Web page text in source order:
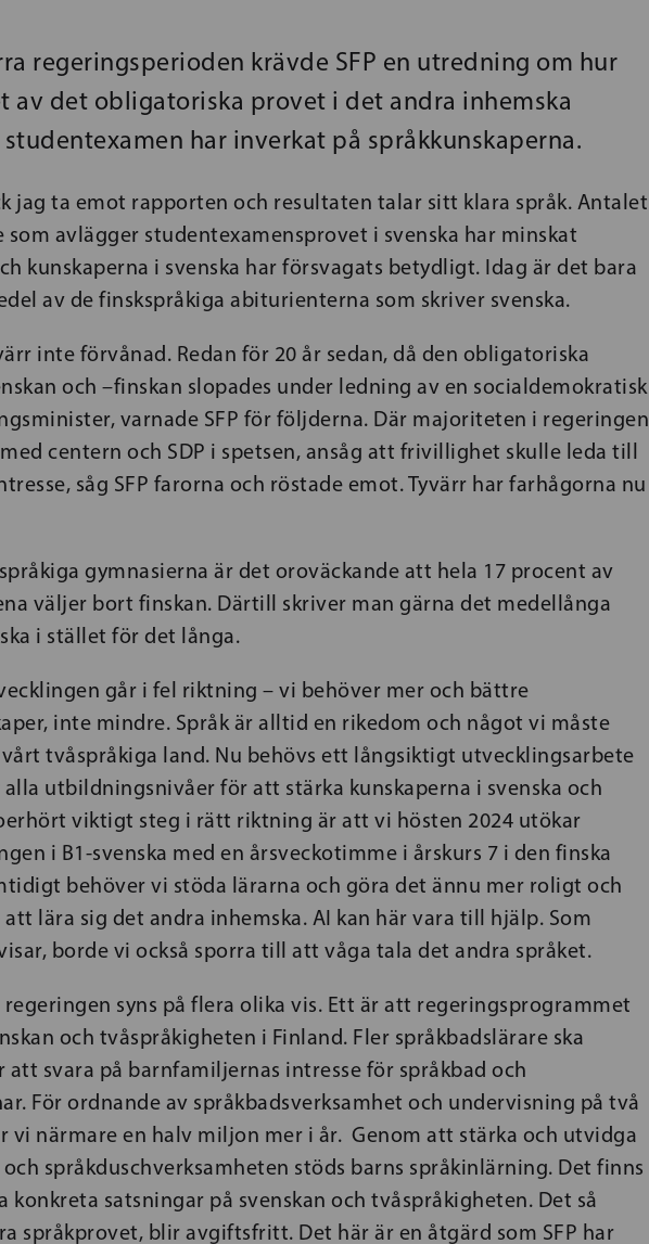
regeringsperioden krävde SFP en utredning om hur
av det obligatoriska provet i det andra inhemska
har inverkat på språkkunskaperna.
jag ta emot rapporten och resultaten talar sitt klara språk. Antalet
som avlägger studentexamensprovet i svenska har minskat
kunskaperna i svenska har försvagats betydligt. Idag är det bara
av de finskspråkiga abiturienterna som skriver svenska.
inte förvånad. Redan för 20 år sedan, då den obligatoriska
och –finskan slopades under ledning av en socialdemokratisk
varnade SFP för följderna. Där majoriteten i regeringen
centern och SDP i spetsen, ansåg att frivillighet skulle leda till
såg SFP farorna och röstade emot. Tyvärr har farhågorna nu
gymnasierna är det oroväckande att hela 17 procent av
väljer bort finskan. Därtill skriver man gärna det medellånga
i stället för det långa.
går i fel riktning – vi behöver mer och bättre
inte mindre. Språk är alltid en rikedom och något vi måste
tvåspråkiga land. Nu behövs ett långsiktigt utvecklingsarbete
alla utbildningsnivåer för att stärka kunskaperna i svenska och
viktigt steg i rätt riktning är att vi hösten 2024 utökar
i B1-svenska med en årsveckotimme i årskurs 7 i den finska
behöver vi stöda lärarna och göra det ännu mer roligt och
att lära sig det andra inhemska. AI kan här vara till hjälp. Som
borde vi också sporra till att våga tala det andra språket.
regeringen syns på flera olika vis. Ett är att regeringsprogrammet
och tvåspråkigheten i Finland. Fler språkbadslärare ska
att svara på barnfamiljernas intresse för språkbad och
För ordnande av språkbadsverksamhet och undervisning på två
vi närmare en halv miljon mer i år. Genom att stärka och utvidga
och språkduschverksamheten stöds barns språkinlärning. Det finns
konkreta satsningar på svenskan och tvåspråkigheten. Det så
språkprovet, blir avgiftsfritt. Det här är en åtgärd som SFP har